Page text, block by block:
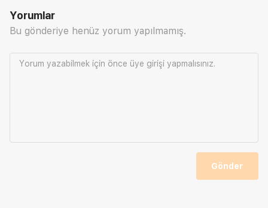
Yorumlar
Bu gönderiye henüz yorum yapılmamış.
Yorum yazabilmek için önce üye girişi yapmalısınız.
Gönder